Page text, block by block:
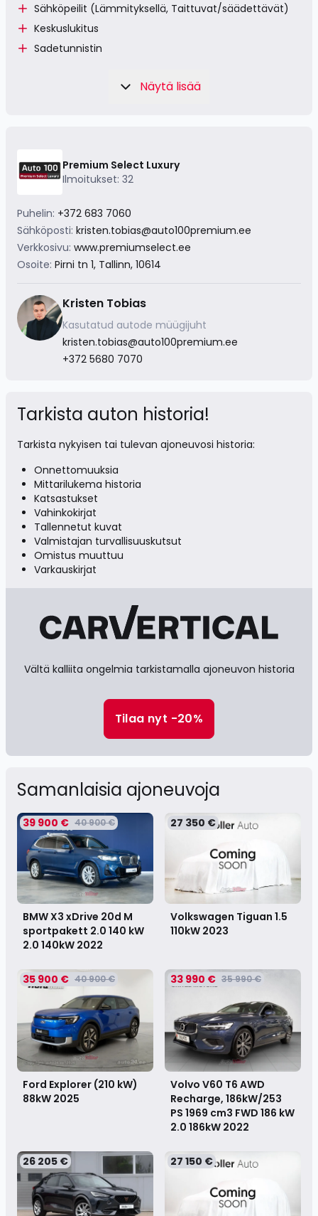
Sähköpeilit (Lämmityksellä, Taittuvat/säädettävät)
Keskuslukitus
Sadetunnistin
Näytä lisää
Premium Select Luxury
Ilmoitukset: 32
Puhelin: +372 683 7060
Sähköposti: kristen.tobias@auto100premium.ee
Verkkosivu: www.premiumselect.ee
Osoite: Pirni tn 1, Tallinn, 10614
Kristen Tobias
Kasutatud autode müügijuht
kristen.tobias@auto100premium.ee
+372 5680 7070
Tarkista auton historia!
Tarkista nykyisen tai tulevan ajoneuvosi historia:
Onnettomuuksia
Mittarilukema historia
Katsastukset
Vahinkokirjat
Tallennetut kuvat
Valmistajan turvallisuuskutsut
Omistus muuttuu
Varkauskirjat
Vältä kalliita ongelmia tarkistamalla ajoneuvon historia
Tilaa nyt -20%
Samanlaisia ​​ajoneuvoja
39 900 € 40 900 €
BMW X3 xDrive 20d M
sportpakett 2.0 140 kW
2.0 140kW 2022
27 350 €
Volkswagen Tiguan 1.5
110kW 2023
35 900 € 40 900 €
Ford Explorer (210 kW)
88kW 2025
33 990 € 35 990 €
Volvo V60 T6 AWD
Recharge, 186kW/253
PS 1969 cm3 FWD 186 kW
2.0 186kW 2022
26 205 € 27 150 €